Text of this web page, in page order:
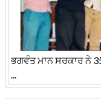
ਭਗਵੰਤ ਮਾਨ ਸਰਕਾਰ ਨੇ